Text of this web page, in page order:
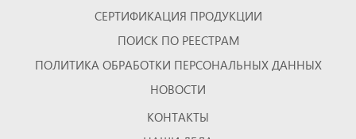
СЕРТИФИКАЦИЯ ПРОДУКЦИИ
ПОИСК ПО РЕЕСТРАМ
ПОЛИТИКА ОБРАБОТКИ ПЕРСОНАЛЬНЫХ ДАННЫХ
НОВОСТИ
КОНТАКТЫ